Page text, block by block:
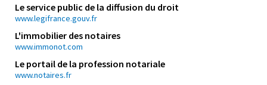
Le service public de la diffusion du droit
www.legifrance.gouv.fr
L'immobilier des notaires
www.immonot.com
Le portail de la profession notariale
www.notaires.fr